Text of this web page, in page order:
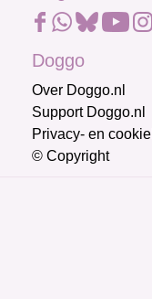
Doggo
Over Doggo.nl
Support Doggo.nl
Privacy- en
© Copyright